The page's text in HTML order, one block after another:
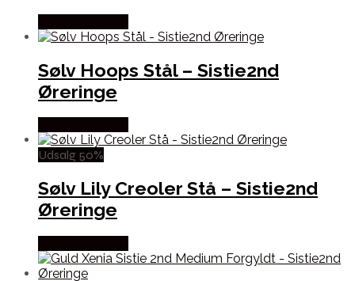
Sølv Hoops Stål – Sistie2nd
Øreringe
Udsalg 50%
Sølv Lily Creoler Stå – Sistie2nd
Øreringe